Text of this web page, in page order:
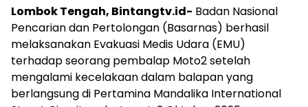
Lombok Tengah, Bintangtv.id- Badan Nasional
Pencarian dan Pertolongan (Basarnas) berhasil
melaksanakan Evakuasi Medis Udara (EMU)
terhadap seorang pembalap Moto2 setelah
mengalami kecelakaan dalam balapan yang
berlangsung di Pertamina Mandalika International